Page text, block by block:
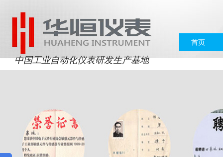
中国工业自动化仪表研发生产基地
首页